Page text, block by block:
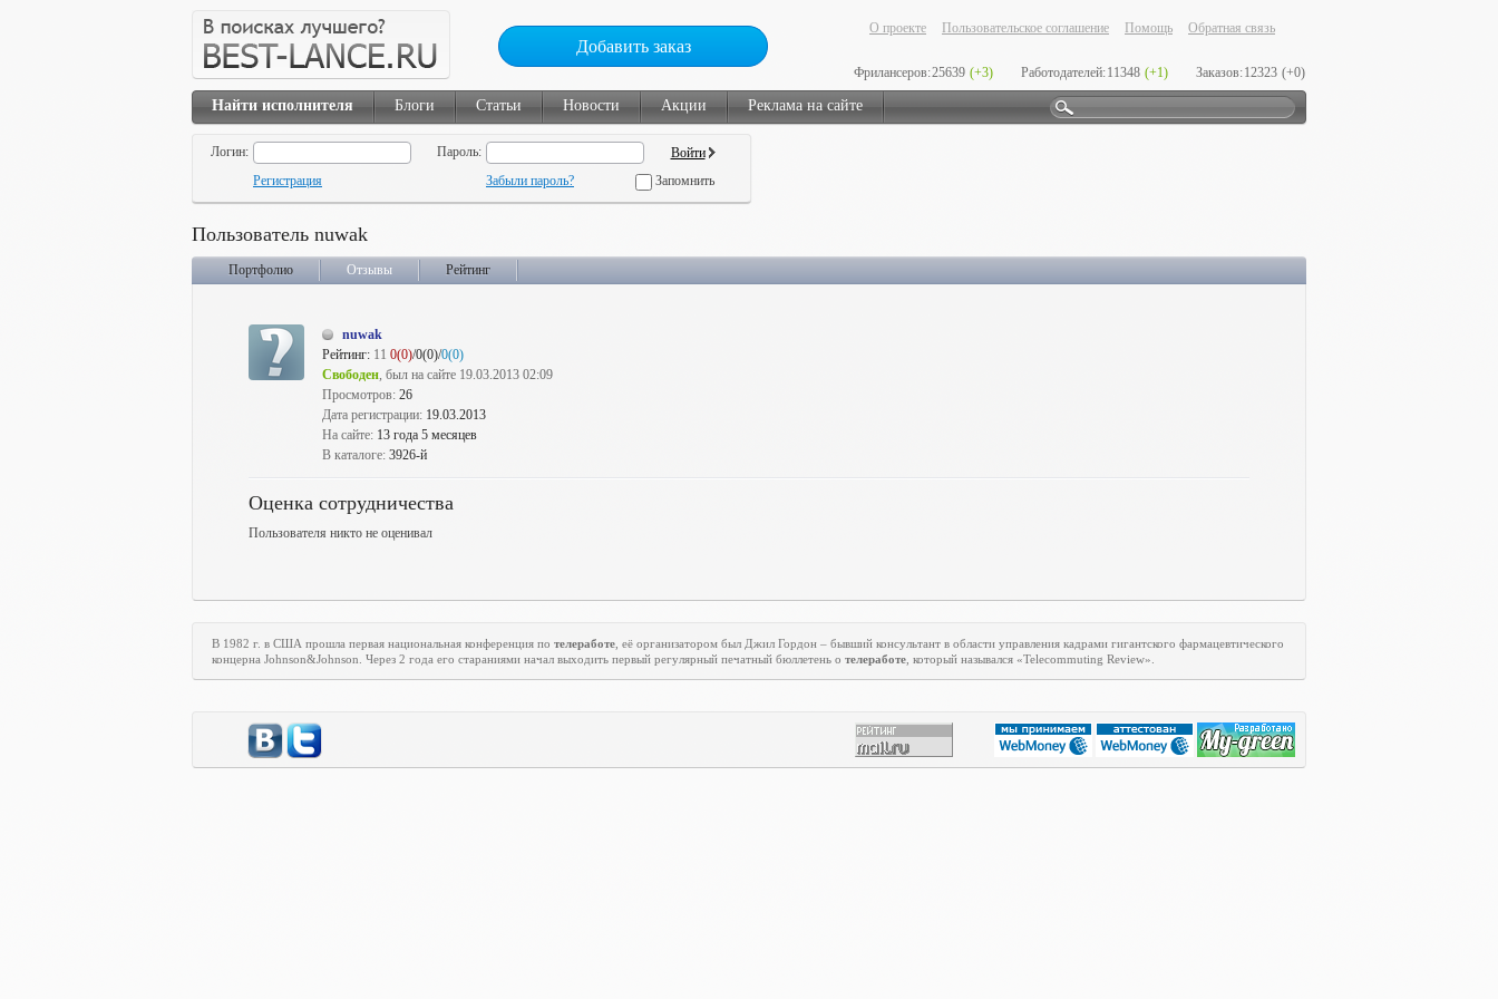
Добавить заказ
О проекте Пользовательское соглашение Помощь Обратная связь
Фрилансеров:25639 (+3) Работодателей:11348 (+1) Заказов:12323 (+0)
Найти исполнителя Блоги Статьи Новости Акции Реклама на сайте
Логин:
Пароль:
Регистрация
Забыли пароль? Запомнить
Пользователь nuwak
Портфолио Отзывы Рейтинг
nuwak
Рейтинг: 11 0(0)/0(0)/0(0)
Свободен, был на сайте 19.03.2013 02:09
Просмотров: 26
Дата регистрации: 19.03.2013
На сайте: 13 года 5 месяцев
В каталоге: 3926-й
Оценка сотрудничества
Пользователя никто не оценивал
В 1982 г. в США прошла первая национальная конференция по телеработе , её организатором был Джил Гордон – бывший консультант в области управления кадрами гигантского фармацевтического
концерна Johnson&Johnson. Через 2 года его стараниями начал выходить первый регулярный печатный бюллетень о телеработе , который назывался «Telecommuting Review».